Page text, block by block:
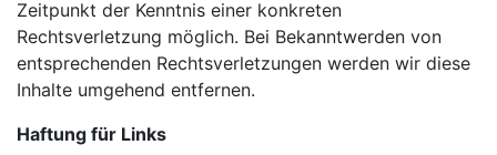
Zeitpunkt der Kenntnis einer konkreten
Rechtsverletzung möglich. Bei Bekanntwerden von
entsprechenden Rechtsverletzungen werden wir diese
Inhalte umgehend entfernen.
Haftung für Links